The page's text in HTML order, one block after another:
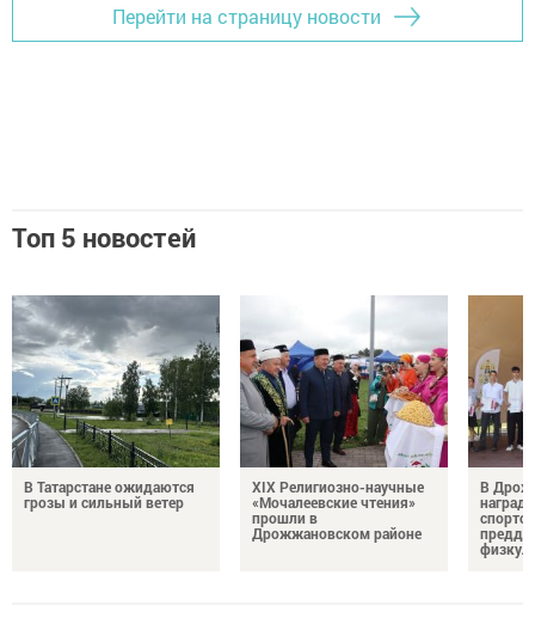
Перейти на страницу новости
Топ 5 новостей
В Татарстане ожидаются
грозы и сильный ветер
XIX Религиозно-научные
«Мочалеевские чтения»
прошли в
Дрожжановском районе
В